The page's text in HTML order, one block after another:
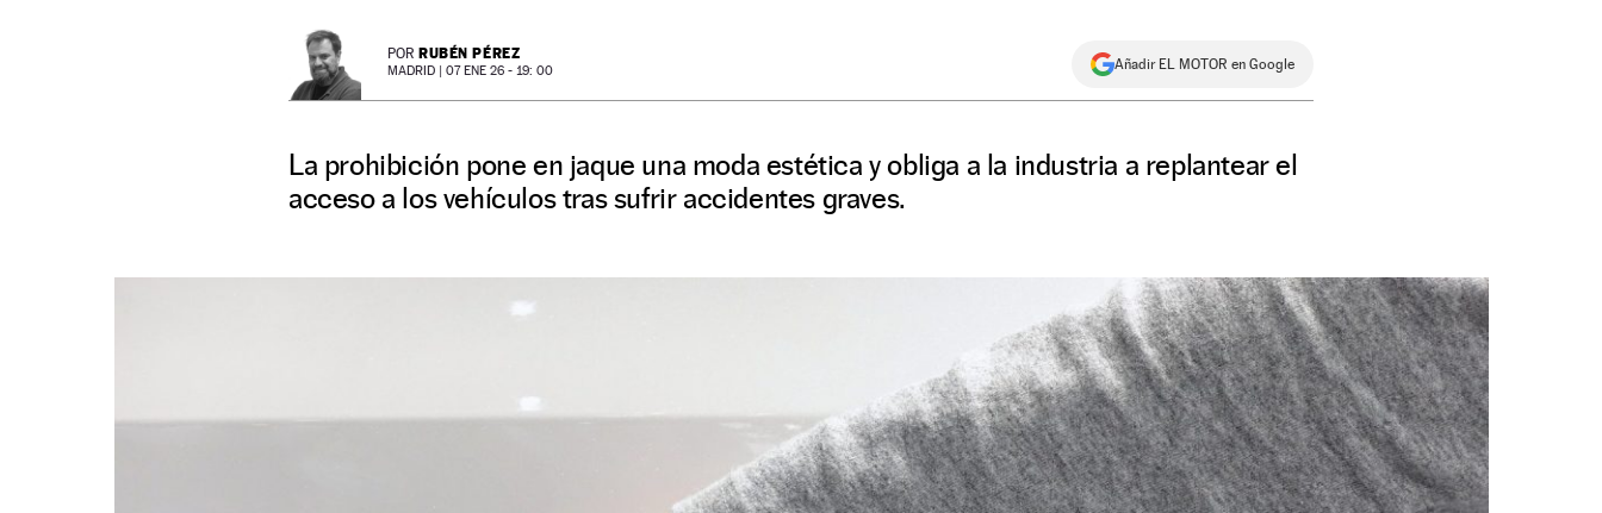
POR RUBÉN PÉREZ
MADRID | 07 ENE 26 - 19: 00 Añadir EL MOTOR en Google
La prohibición pone en jaque una moda estética y obliga a la industria a replantear el
acceso a los vehículos tras sufrir accidentes graves.